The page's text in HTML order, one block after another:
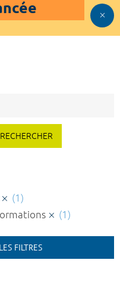
RECHERCHER
(1)
(1)
FILTRES